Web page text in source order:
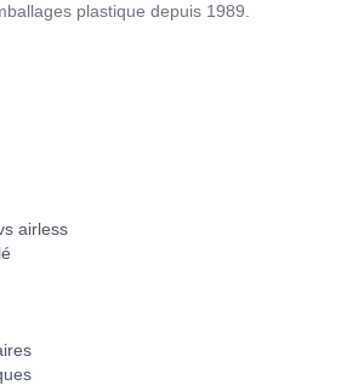
plastique depuis 1989.
airless